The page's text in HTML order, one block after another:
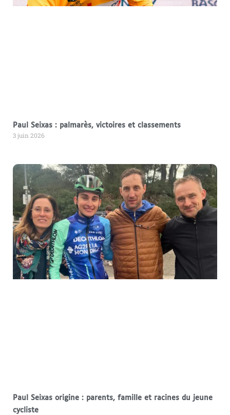
Paul Seixas : palmarès, victoires et classements
3 juin 2026
Paul Seixas origine : parents, famille et racines du jeune
cycliste